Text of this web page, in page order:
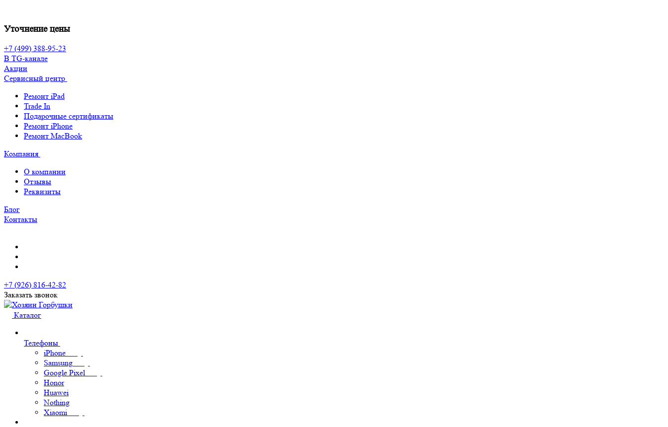
Уточнение цены
+7 (499) 388-95-23
В TG-канале
Акции
Сервисный центр
Ремонт iPad
Trade In
Подарочные сертификаты
Ремонт iPhone
Ремонт MacBook
Компания
О компании
Отзывы
Реквизиты
Блог
Контакты
+7 (926) 816-42-82
Заказать звонок
Каталог
Телефоны
iPhone
Samsung
Google Pixel
Honor
Huawei
Nothing
Xiaomi